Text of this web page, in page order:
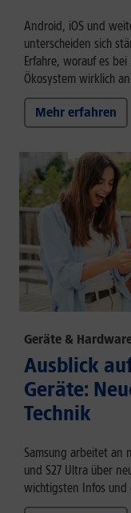
Android, iOS und
unterscheiden sich
Erfahre, worauf es
Ökosystem wirklich
Mehr erfahren
Geräte &
Ausblick
Geräte:
Technik
Samsung arbeitet an
und S27 Ultra über
wichtigsten Infos und